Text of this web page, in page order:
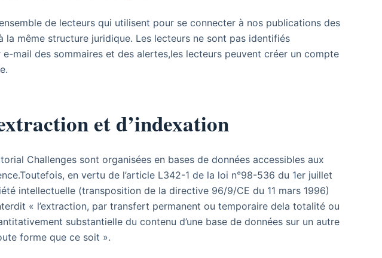
ensemble de lecteurs qui utilisent pour se connecter à nos publications des
la même structure juridique. Les lecteurs ne sont pas identifiés
mail des sommaires et des alertes,les lecteurs peuvent créer un compte
et d’indexation
Challenges sont organisées en bases de données accessibles aux
en vertu de l’article L342-1 de la loi n°98-536 du 1er juillet
intellectuelle (transposition de la directive 96/9/CE du 11 mars 1996)
« l’extraction, par transfert permanent ou temporaire dela totalité ou
substantielle du contenu d’une base de données sur un autre
forme que ce soit ».